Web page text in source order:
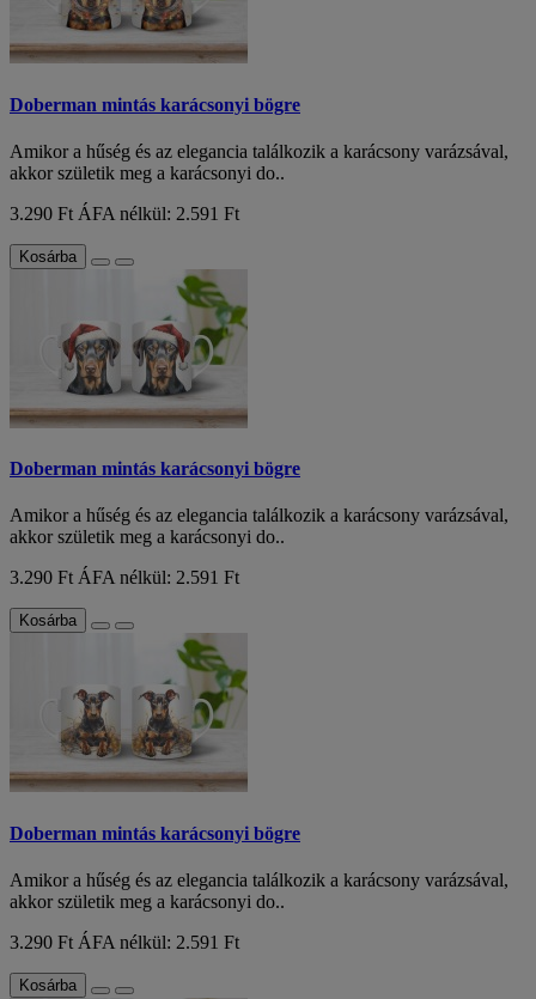
Doberman mintás karácsonyi bögre
Amikor a hűség és az elegancia találkozik a karácsony varázsával,
akkor születik meg a karácsonyi do..
3.290 Ft ÁFA nélkül: 2.591 Ft
Kosárba
Doberman mintás karácsonyi bögre
Amikor a hűség és az elegancia találkozik a karácsony varázsával,
akkor születik meg a karácsonyi do..
3.290 FtÁFA nélkül: 2.591 Ft
Kosárba
Doberman mintás karácsonyi bögre
Amikor a hűség és az elegancia találkozik a karácsony varázsával,
akkor születik meg a karácsonyi do..
3.290 Ft ÁFA nélkül: 2.591 Ft
Kosárba